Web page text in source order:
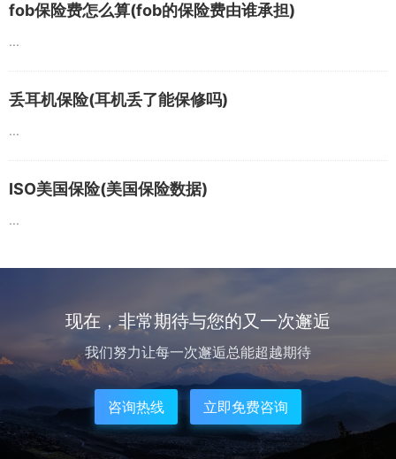
fob保险费怎么算(fob的保险费由谁承担)
...
丢耳机保险(耳机丢了能保修吗)
...
ISO美国保险(美国保险数据)
...
现在，非常期待与您的又一次邂逅
我们努力让每一次邂逅总能超越期待
咨询热线 立即免费咨询